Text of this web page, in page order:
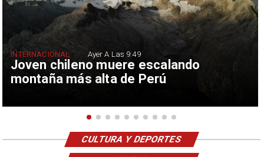
Joven chileno muere escalando
montaña más alta de Perú
INTERNACIONAL Ayer A Las 9:49
CULTURA Y DEPORTES